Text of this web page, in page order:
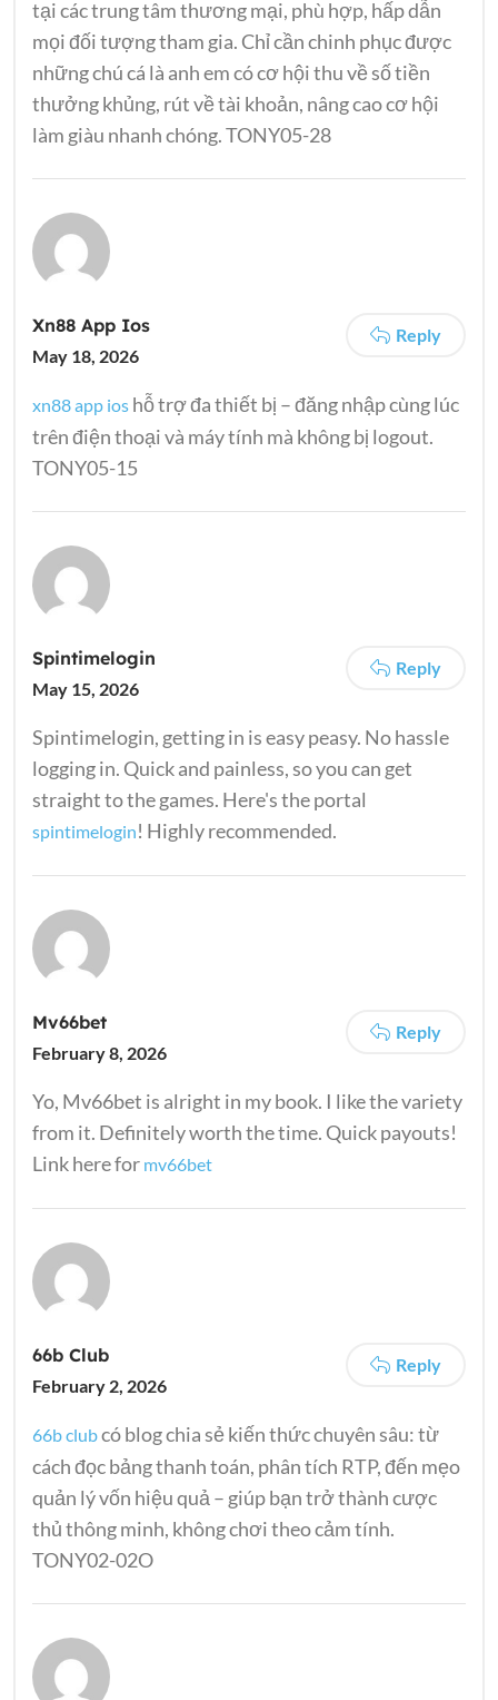
tại các trung tâm thương mại, phù hợp, hấp dẫn
mọi đối tượng tham gia. Chỉ cần chinh phục được
những chú cá là anh em có cơ hội thu về số tiền
thưởng khủng, rút về tài khoản, nâng cao cơ hội
làm giàu nhanh chóng. TONY05-28
Xn88 App Ios
May 18, 2026
Reply
xn88 app ios hỗ trợ đa thiết bị – đăng nhập cùng lúc
trên điện thoại và máy tính mà không bị logout.
TONY05-15
Spintimelogin
May 15, 2026
Reply
Spintimelogin, getting in is easy peasy. No hassle
logging in. Quick and painless, so you can get
straight to the games. Here's the portal
spintimelogin! Highly recommended.
Mv66bet
February 8, 2026
Reply
Yo, Mv66bet is alright in my book. I like the variety
from it. Definitely worth the time. Quick payouts!
Link here for mv66bet
66b Club
February 2, 2026
Reply
66b clubcó blog chia sẻ kiến thức chuyên sâu: từ
cách đọc bảng thanh toán, phân tích RTP, đến mẹo
quản lý vốn hiệu quả – giúp bạn trở thành cược
thủ thông minh, không chơi theo cảm tính.
TONY02-02O